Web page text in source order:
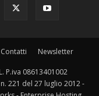
Contatti Newsletter
P.iva 08613401002
221 del 27 luglio 2012 -